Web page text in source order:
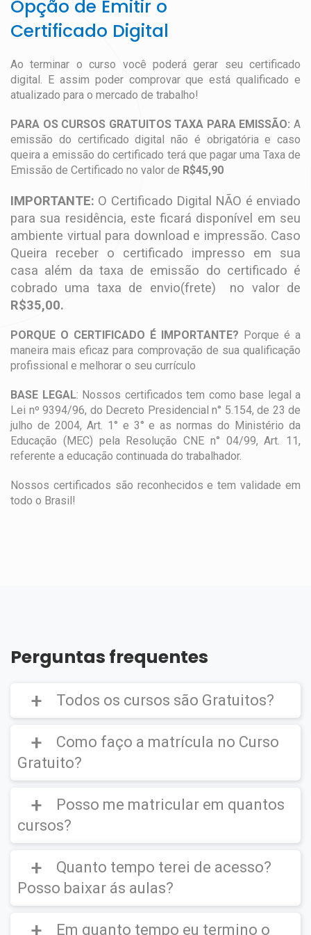
Opção de Emitir o
Certificado Digital
Ao terminar o curso você poderá gerar seu certificado
digital. E assim poder comprovar que está qualificado e
atualizado para o mercado de trabalho!
PARA OS CURSOS GRATUITOS TAXA PARA EMISSÃO: A
emissão do certificado digital não é obrigatória e caso
queira a emissão do certificado terá que pagar uma Taxa de
Emissão de Certificado no valor de R$45,90
IMPORTANTE: O Certificado Digital NÃO é enviado
para sua residência, este ficará disponível em seu
ambiente virtual para download e impressão. Caso
Queira receber o certificado impresso em sua
casa além da taxa de emissão do certificado é
cobrado uma taxa de envio(frete) no valor de
R$35,00.
PORQUE O CERTIFICADO É IMPORTANTE? Porque é a
maneira mais eficaz para comprovação de sua qualificação
profissional e melhorar o seu currículo
BASE LEGAL: Nossos certificados tem como base legal a
Lei nº 9394/96, do Decreto Presidencial n° 5.154, de 23 de
julho de 2004, Art. 1° e 3° e as normas do Ministério da
Educação (MEC) pela Resolução CNE n° 04/99, Art. 11,
referente a educação continuada do trabalhador.
Nossos certificados são reconhecidos e tem validade em
todo o Brasil!
Perguntas frequentes
Todos os cursos são Gratuitos?
Curso Gratuito,porém caso deseje emitir o
Certificado Digital é cobrado uma taxa de
IMPORTANTE(O certificado Digital não é
enviado para sua residência, este ficará
Como faço a matrícula no Curso
Gratuito?
CLIQUE AQUI para ver um vídeo de como
efetuar a matrícula em um
Posso me matricular em quantos
cursos?
Você poderá se matricular em quantos
cursos desejar.
Quanto tempo terei de acesso?
Posso baixar ás aulas?
Após matrícula você terá direito deacessar
Em quanto tempo eu termino o